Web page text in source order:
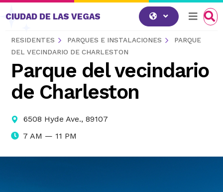
Saltar al contenido
CIUDAD DE LAS VEGAS
RESIDENTES PARQUES E INSTALACIONES
PARQUE
DEL VECINDARIO DE CHARLESTON
Parque del vecindario
de Charleston
6508 Hyde Ave., 89107
7 AM — 11 PM